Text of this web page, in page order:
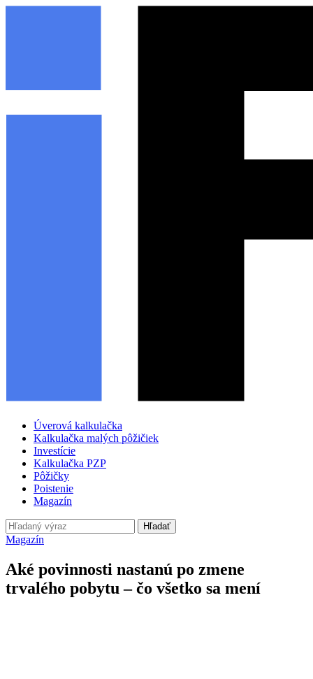
Úverová kalkulačka
Kalkulačka malých pôžičiek
Investície
Kalkulačka PZP
Pôžičky
Poistenie
Magazín
Hľadať
Magazín
Aké povinnosti nastanú po zmene
trvalého pobytu – čo všetko sa mení